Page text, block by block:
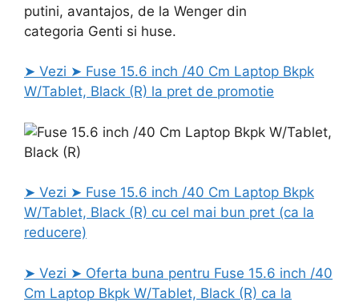
putini, avantajos, de la Wenger din
categoria Genti si huse.
➤ Vezi ➤ Fuse 15.6 inch /40 Cm Laptop Bkpk
W/Tablet, Black (R) la pret de promotie
➤ Vezi ➤ Fuse 15.6 inch /40 Cm Laptop Bkpk
W/Tablet, Black (R) cu cel mai bun pret (ca la
reducere)
➤ Vezi ➤ Oferta buna pentru Fuse 15.6 inch /40
Cm Laptop Bkpk W/Tablet, Black (R) ca la